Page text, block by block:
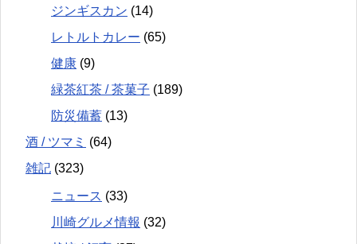
ジンギスカン (14)
レトルトカレー (65)
健康 (9)
緑茶紅茶 / 茶菓子 (189)
防災備蓄 (13)
酒 / ツマミ (64)
雑記 (323)
ニュース (33)
川崎グルメ情報 (32)